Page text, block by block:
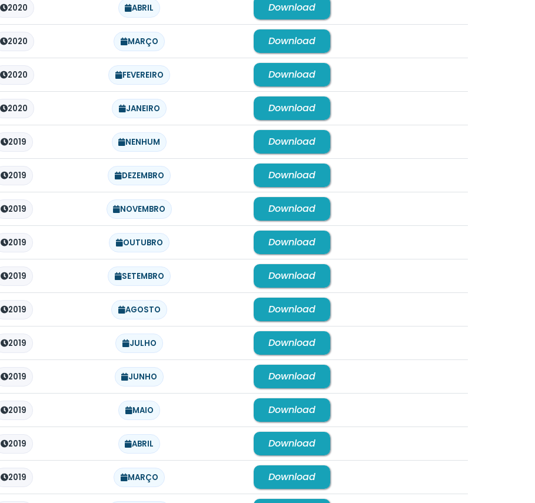
2020 ABRIL Download
2020 MARÇO Download
2020 FEVEREIRO Download
2020 JANEIRO Download
2019 NENHUM Download
2019 DEZEMBRO Download
2019 NOVEMBRO Download
2019 OUTUBRO Download
2019 SETEMBRO Download
2019 AGOSTO Download
2019 JULHO Download
2019 JUNHO Download
2019 MAIO Download
2019 ABRIL Download
2019 MARÇO Download